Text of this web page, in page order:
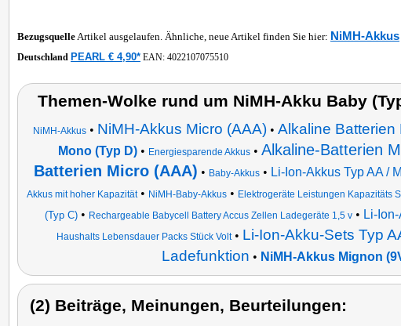
BezugsquelleArtikel ausgelaufen. Ähnliche, neue Artikel finden Sie hier: NiMH-Akkus
Deutschland PEARL € 4,90* EAN: 4022107075510
Themen-Wolke rund um NiMH-Akku Baby
NiMH-Akkus• NiMH-Akkus Micro (AAA)• Alkaline Batterien
Mono (Typ D)• Energiesparende Akkus• Alkaline-Batterien
Batterien Micro (AAA) • Baby-Akkus • Li-Ion-Akkus Typ AA /
Akkus mit hoher Kapazität• NiMH-Baby-Akkus• Elektrogeräte Leistungen Kapazitäts
(Typ C) • Rechargeable Babycell Battery Accus Zellen Ladegeräte 1,5 v • Li-
Haushalts Lebensdauer Packs Stück Volt• Li-Ion-Akku-Sets Typ
Ladefunktion • NiMH-Akkus Mignon
(2) Beiträge, Meinungen, Beurteilungen: